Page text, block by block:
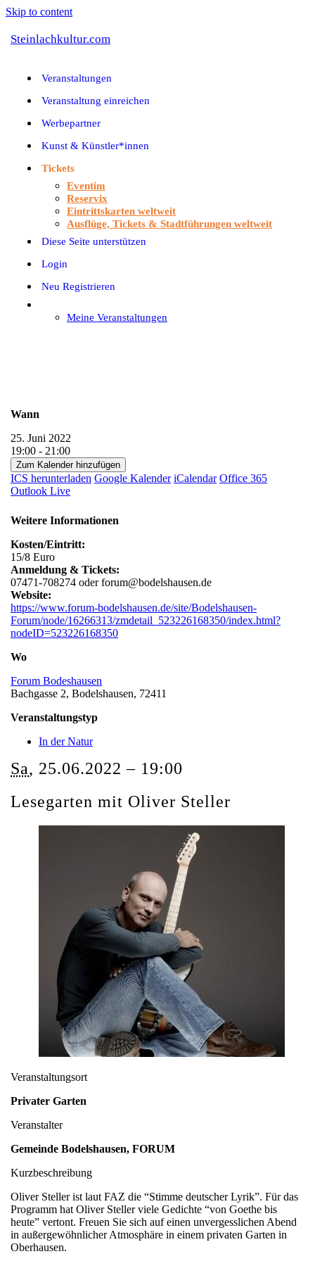
Skip to content
Steinlachkultur.com
Veranstaltungen
Veranstaltung einreichen
Werbepartner
Kunst & Künstler*innen
Tickets
Eventim
Reservix
Eintrittskarten weltweit
Ausflüge, Tickets & Stadtführungen weltweit
Diese Seite unterstützen
Login
Neu Registrieren
Meine Veranstaltungen
Wann
25. Juni 2022
19:00 - 21:00
Zum Kalender hinzufügen
ICS herunterladen Google Kalender iCalendar Office 365
Outlook Live
Weitere Informationen
Kosten/Eintritt:
15/8 Euro
Anmeldung & Tickets:
07471-708274 oder forum@bodelshausen.de
Website:
https://www.forum-bodelshausen.de/site/Bodelshausen-
Forum/node/16266313/zmdetail_523226168350/index.html?
nodeID=523226168350
Wo
Forum Bodeshausen
Bachgasse 2, Bodelshausen, 72411
Veranstaltungstyp
In der Natur
Sa, 25.06.2022 – 19:00
Lesegarten mit Oliver Steller
Veranstaltungsort
Privater Garten
Veranstalter
Gemeinde Bodelshausen, FORUM
Kurzbeschreibung
Oliver Steller ist laut FAZ die “Stimme deutscher Lyrik”. Für das
Programm hat Oliver Steller viele Gedichte “von Goethe bis
heute” vertont. Freuen Sie sich auf einen unvergesslichen Abend
in außergewöhnlicher Atmosphäre in einem privaten Garten in
Oberhausen.